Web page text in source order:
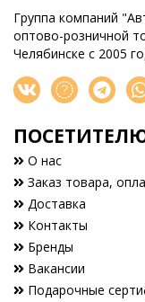
Группа компаний
оптово-розничной
Челябинске с 2005
О нас
Заказ товара,
Доставка
Контакты
Бренды
Вакансии
Подарочные